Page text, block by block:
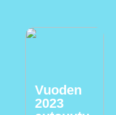
Vuoden
2023